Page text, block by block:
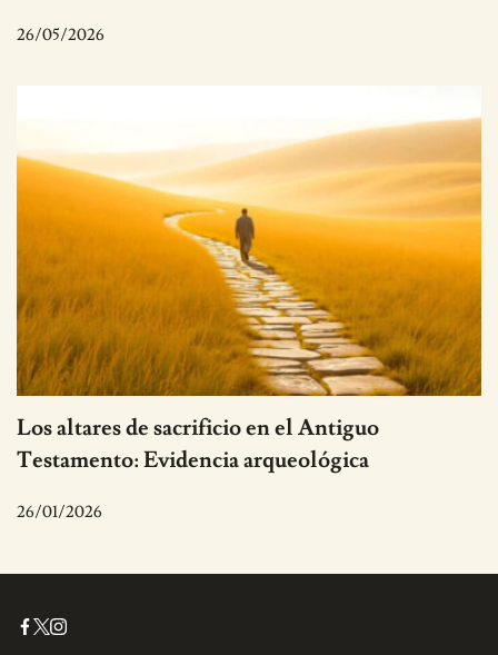
26/05/2026
Los altares de sacrificio en el Antiguo
Testamento: Evidencia arqueológica
26/01/2026